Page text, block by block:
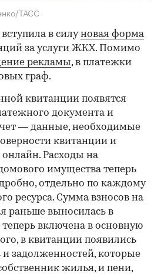
ТАСС
в силуновая форма
за услуги ЖКХ. Помимо
рекламы, в платежки
граф.
квитанции появятся
документа и
— данные, необходимые
квитанции и
Расходы на
имущества теперь
отдельно по каждому
ресурса. Сумма взносов на
раньше выносилась в
включена в основную
в квитанции появились
задолженностей, которые
жилья, и пени,